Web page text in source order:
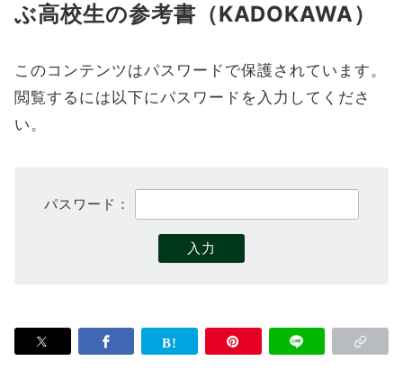
ぶ高校生の参考書（KADOKAWA）
このコンテンツはパスワードで保護されています。
閲覧するには以下にパスワードを入力してくださ
い。
パスワード：